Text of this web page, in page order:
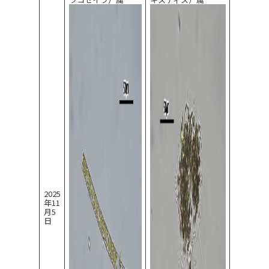
2025
年11
月5
日